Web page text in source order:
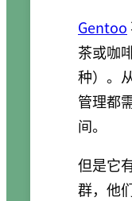
Gentoo
茶或咖
种）。
管理都
间。
但是它
群，他